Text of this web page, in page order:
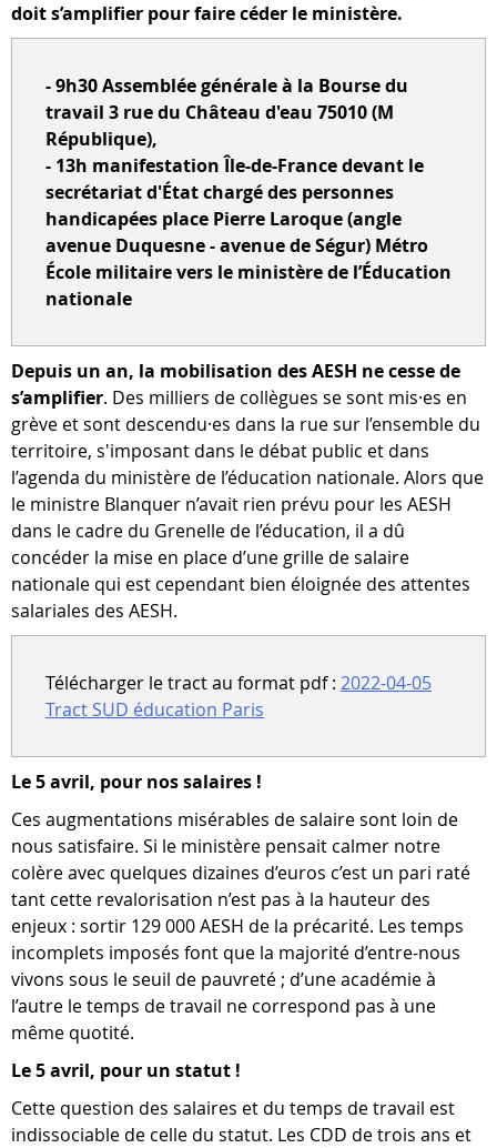
doit s’amplifier pour faire céder le ministère.
- 9h30 Assemblée générale à la Bourse du
travail 3 rue du Château d'eau 75010 (M
République),
- 13h manifestation Île-de-France devant le
secrétariat d'État chargé des personnes
handicapées place Pierre Laroque (angle
avenue Duquesne - avenue de Ségur) Métro
École militaire vers le ministère de l’Éducation
nationale
Depuis un an, la mobilisation des AESH ne cesse de
s’amplifier. Des milliers de collègues se sont mis·es en
grève et sont descendu·es dans la rue sur l’ensemble du
territoire, s'imposant dans le débat public et dans
l’agenda du ministère de l’éducation nationale. Alors que
le ministre Blanquer n’avait rien prévu pour les AESH
dans le cadre du Grenelle de l’éducation, il a dû
concéder la mise en place d’une grille de salaire
nationale qui est cependant bien éloignée des attentes
salariales des AESH.
Télécharger le tract au format pdf : 2022-04-05
Tract SUD éducation Paris
Le 5 avril, pour nos salaires !
Ces augmentations misérables de salaire sont loin de
nous satisfaire. Si le ministère pensait calmer notre
colère avec quelques dizaines d’euros c’est un pari raté
tant cette revalorisation n’est pas à la hauteur des
enjeux : sortir 129 000 AESH de la précarité. Les temps
incomplets imposés font que la majorité d’entre-nous
vivons sous le seuil de pauvreté ; d’une académie à
l’autre le temps de travail ne correspond pas à une
même quotité.
Le 5 avril, pour un statut !
Cette question des salaires et du temps de travail est
indissociable de celle du statut. Les CDD de trois ans et